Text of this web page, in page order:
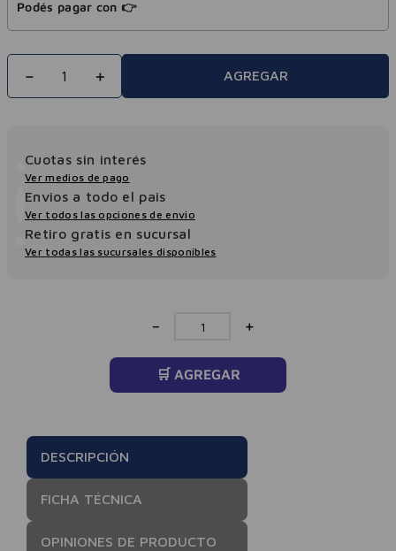
Podés pagar con 👉
＋
－ AGREGAR
Cuotas sin interés
Ver medios de pago
Envios a todo el pais
Ver todos las opciones de envio
Retiro gratis en sucursal
Ver todas las sucursales disponibles
＋
－
🛒 AGREGAR
DESCRIPCIÓN
FICHA TÉCNICA
OPINIONES DE PRODUCTO